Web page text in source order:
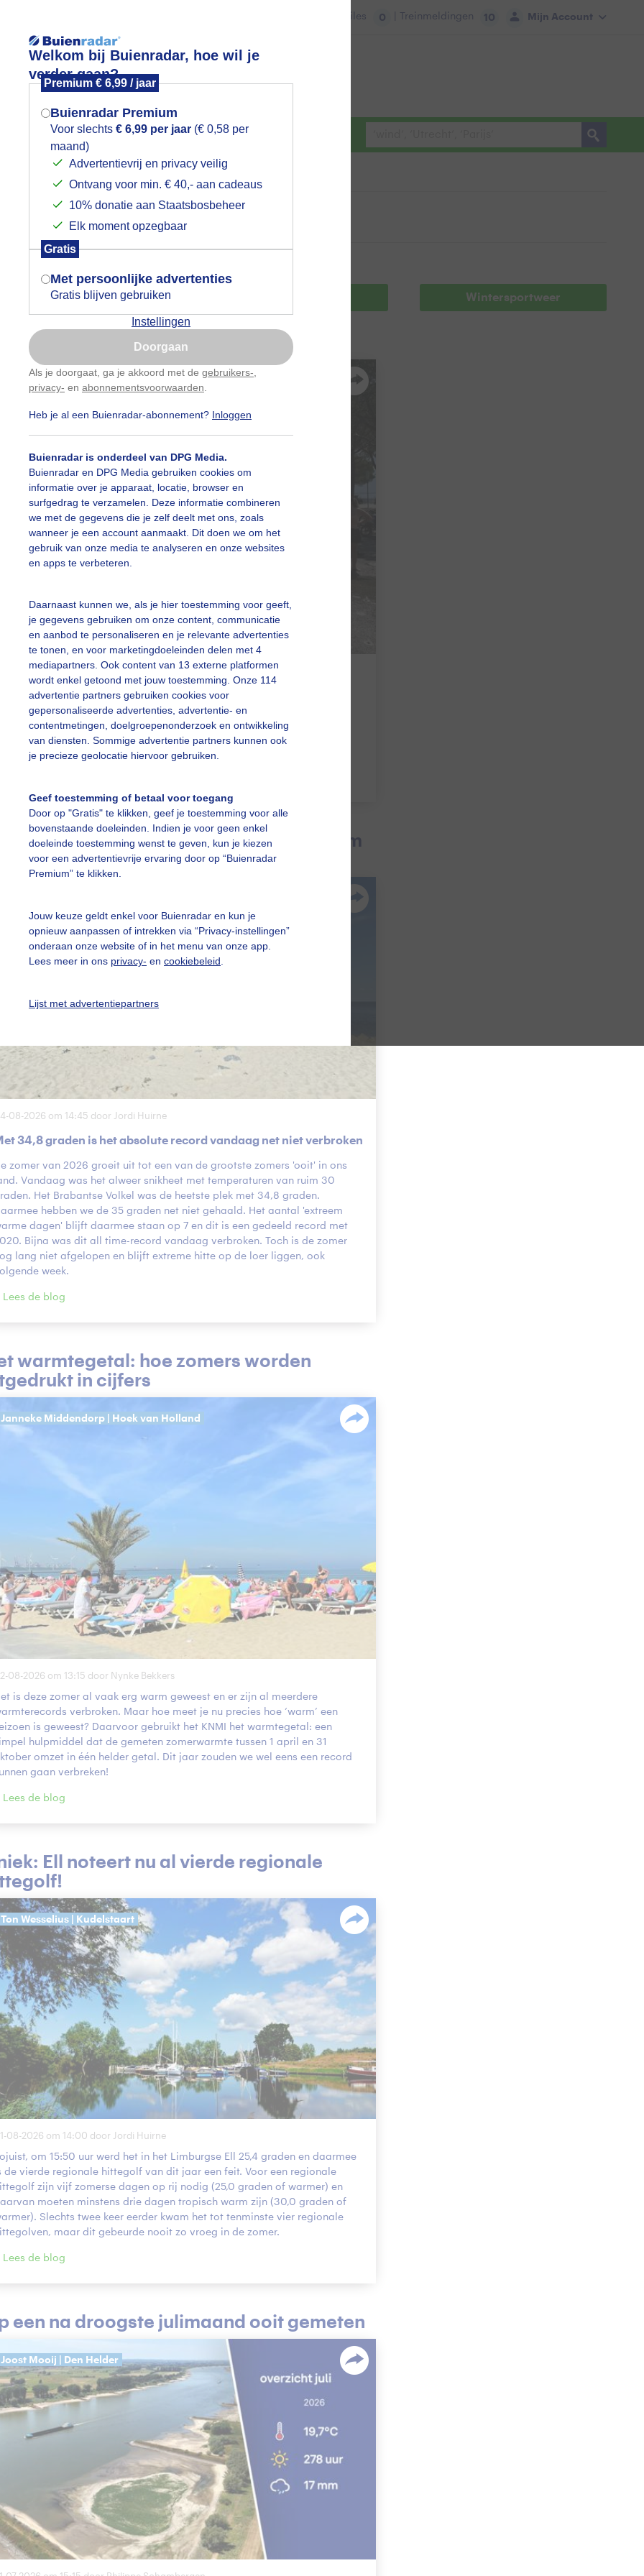
Welkom bij Buienradar, hoe wil je
verder gaan?
Premium € 6,99 / jaar
Buienradar Premium
Voor slechts € 6,99 per jaar (€ 0,58 per
maand)
Advertentievrij en privacy veilig
Ontvang voor min. € 40,- aan cadeaus
10% donatie aan Staatsbosbeheer
Elk moment opzegbaar
Gratis
Met persoonlijke advertenties
Gratis blijven gebruiken
Instellingen
Doorgaan
Als je doorgaat, ga je akkoord met de gebruikers-
privacy- en abonnementsvoorwaarden
Heb je al een Buienradar-abonnement? Inloggen
Buienradar is onderdeel van DPG Media.
Buienradar en DPG Media gebruiken cookies om
informatie over je apparaat, locatie, browser en
surfgedrag te verzamelen. Deze informatie combineren
we met de gegevens die je zelf deelt met ons, zoals
wanneer je een account aanmaakt. Dit doen we om het
gebruik van onze media te analyseren en onze websites
en apps te verbeteren.
Daarnaast kunnen we, als je hier toestemming voor geeft,
je gegevens gebruiken om onze content, communicatie
en aanbod te personaliseren en je relevante advertenties
te tonen, en voor marketingdoeleinden delen met 4
mediapartners. Ook content van 13 externe platformen
wordt enkel getoond met jouw toestemming. Onze 114
advertentie partners gebruiken cookies voor
gepersonaliseerde advertenties, advertentie- en
contentmetingen, doelgroepenonderzoek en ontwikkeling
van diensten. Sommige advertentie partners kunnen ook
je precieze geolocatie hiervoor gebruiken.
Geef toestemming of betaal voor toegang
Door op "Gratis" te klikken, geef je toestemming voor alle
bovenstaande doeleinden. Indien je voor geen enkel
doeleinde toestemming wenst te geven, kun je kiezen
voor een advertentievrije ervaring door op “Buienradar
Premium” te klikken.
Jouw keuze geldt enkel voor Buienradar en kun je
opnieuw aanpassen of intrekken via “Privacy-instellingen”
onderaan onze website of in het menu van onze app.
Lees meer in ons privacy- en cookiebeleid
Lijst met advertentiepartners
Mijn Account
Files 0 | Treinmeldingen 10
Foto en video Weerzine
Weerbericht Wintersportweer
heter, heetst in Europa
Jessie van Neer | Montreux, Zwitserland
08-2026 om 12:45 door Magdel Erasmus
ene hitterecord sneuvelt na het andere
Nederland is het vandaag tenminste weer minder heet, maar elders in
is dat niet het geval. En hoewel het niet altijd in dezelfde regio
blijft de 35 tot 40 graden voorlopig op de kaarten staan.
2026 scoort nu al net zoveel extreem
dagen als recordjaar 2020
08-2026 om 14:45 door Jordi Huirne
34,8 graden is het absolute record vandaag net niet verbroken
zomer van 2026 groeit uit tot een van de grootste zomers 'ooit' in ons
Vandaag was het alweer snikheet met temperaturen van ruim 30
Het Brabantse Volkel was de heetste plek met 34,8 graden.
hebben we de 35 graden net niet gehaald. Het aantal 'extreem
dagen' blijft daarmee staan op 7 en dit is een gedeeld record met
Bijna was dit all time-record vandaag verbroken. Toch is de zomer
lang niet afgelopen en blijft extreme hitte op de loer liggen, ook
week.
Lees de blog
warmtegetal: hoe zomers worden
in cijfers
Janneke Middendorp | Hoek van Holland
08-2026 om 13:15 door Nynke Bekkers
is deze zomer al vaak erg warm geweest en er zijn al meerdere
verbroken. Maar hoe meet je nu precies hoe ‘warm’ een
is geweest? Daarvoor gebruikt het KNMI het warmtegetal: een
hulpmiddel dat de gemeten zomerwarmte tussen 1 april en 31
omzet in één helder getal. Dit jaar zouden we wel eens een record
gaan verbreken!
Lees de blog
Ell noteert nu al vierde regionale
Ton Wesselius | Kudelstaart
08-2026 om 14:00 door Jordi Huirne
om 15:50 uur werd het in het Limburgse Ell 25,4 graden en daarmee
de vierde regionale hittegolf van dit jaar een feit. Voor een regionale
zijn vijf zomerse dagen op rij nodig (25,0 graden of warmer) en
moeten minstens drie dagen tropisch warm zijn (30,0 graden of
Slechts twee keer eerder kwam het tot tenminste vier regionale
maar dit gebeurde nooit zo vroeg in de zomer.
Lees de blog
een na droogste julimaand ooit gemeten
Joost Mooij | Den Helder
Mogen we je locatie gebruiken voor
het weer?
Indien je hier nog geen akkoord op hebt
gegeven, verschijnt er zo een pop-up uit
je browser waarin deze toestemming
gevraagd wordt.
Is goed, toon de popup
Nu niet, misschien later
Gebruik je Safari en wil je niet elke dag deze pop-up
Klikhierom dit aan te passen